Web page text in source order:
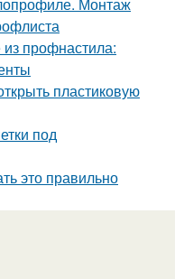
профнастила:
пластиковую
под
это правильно